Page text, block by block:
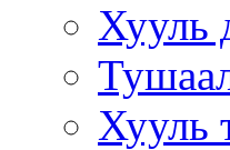
Хууль
Хууль